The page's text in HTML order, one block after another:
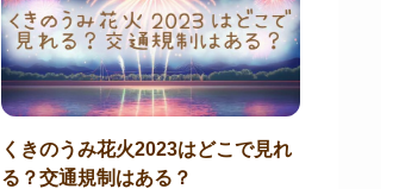
くきのうみ花火2023はどこで見れ
る？交通規制はある？